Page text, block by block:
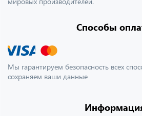
Способы
Мы гарантируем безопасность всех
сохраняем ваши данные